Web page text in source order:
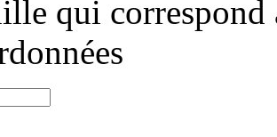
qui correspond